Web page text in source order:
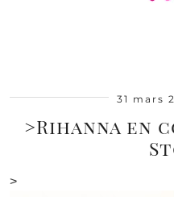
31 mars
>Rihanna en
>